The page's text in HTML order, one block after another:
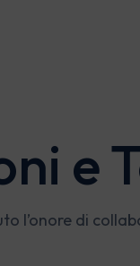
Digital
e
l’onore di